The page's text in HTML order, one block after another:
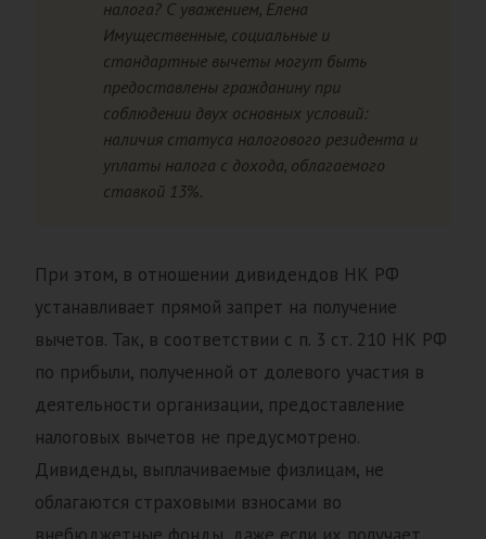
налога? С уважением, Елена
Имущественные, социальные и
стандартные вычеты могут быть
предоставлены гражданину при
соблюдении двух основных условий:
наличия статуса налогового резидента и
уплаты налога с дохода, облагаемого
ставкой 13%.
При этом, в отношении дивидендов НК РФ
устанавливает прямой запрет на получение
вычетов. Так, в соответствии с п. 3 ст. 210 НК РФ
по прибыли, полученной от долевого участия в
деятельности организации, предоставление
налоговых вычетов не предусмотрено.
Дивиденды, выплачиваемые физлицам, не
облагаются страховыми взносами во